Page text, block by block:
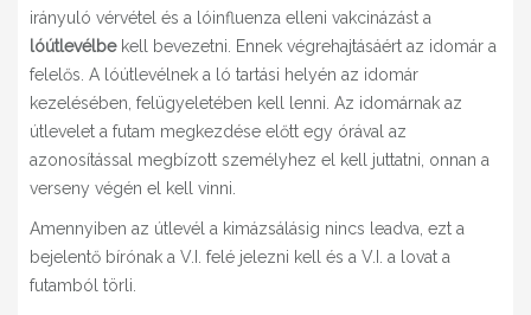
irányuló vérvétel és a lóinfluenza elleni vakcinázást a
lóútlevélbe kell bevezetni. Ennek végrehajtásáért az idomár a
felelős. A lóútlevélnek a ló tartási helyén az idomár
kezelésében, felügyeletében kell lenni. Az idomárnak az
útlevelet a futam megkezdése előtt egy órával az
azonosítással megbízott személyhez el kell juttatni, onnan a
verseny végén el kell vinni.
Amennyiben az útlevél a kimázsálásig nincs leadva, ezt a
bejelentő bírónak a V.I. felé jelezni kell és a V.I. a lovat a
futamból törli.